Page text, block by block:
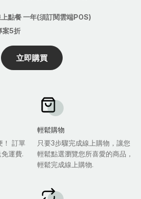
點餐 一年(須訂閱雲端POS)
案5折
立即購買
！ 訂單
運費.
輕鬆購物
只要3步驟完成線上購物，讓您
輕鬆點選瀏覽您所喜愛的商品，
輕鬆完成線上購物.